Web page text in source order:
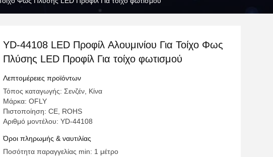
YD-44108 LED Προφίλ Αλουμινίου Για Τοίχο Φως
Πλύσης LED Προφίλ Για τοίχο φωτισμού
Λεπτομέρειες προϊόντων
Τόπος καταγωγής: Σενζέν, Κίνα
Μάρκα: OFLY
Πιστοποίηση: CE, ROHS
Αριθμό μοντέλου: YD-44108
Όροι πληρωμής & ναυτιλίας
Ποσότητα παραγγελίας min: 1 μέτρο